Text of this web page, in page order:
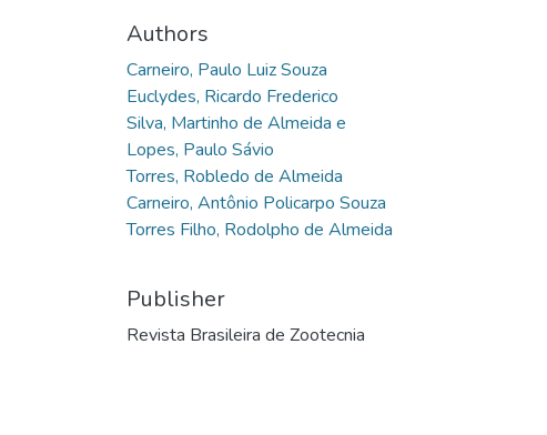
Authors
Carneiro, Paulo Luiz Souza
Euclydes, Ricardo Frederico
Silva, Martinho de Almeida e
Lopes, Paulo Sávio
Torres, Robledo de Almeida
Carneiro, Antônio Policarpo Souza
Torres Filho, Rodolpho de Almeida
Publisher
Revista Brasileira de Zootecnia